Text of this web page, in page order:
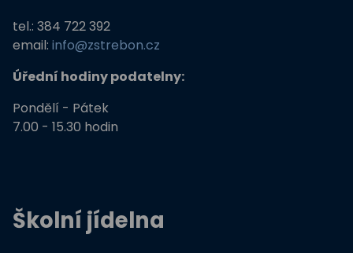
Podpora programů prevence krim
tel.: 384 722 392
email: info@zstrebon.cz
Úřední hodiny podatelny:
Pondělí - Pátek
7.00 - 15.30 hodin
Školní jídelna